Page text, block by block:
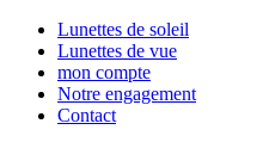
Lunettes de soleil
Lunettes de vue
mon compte
Notre engagement
Contact